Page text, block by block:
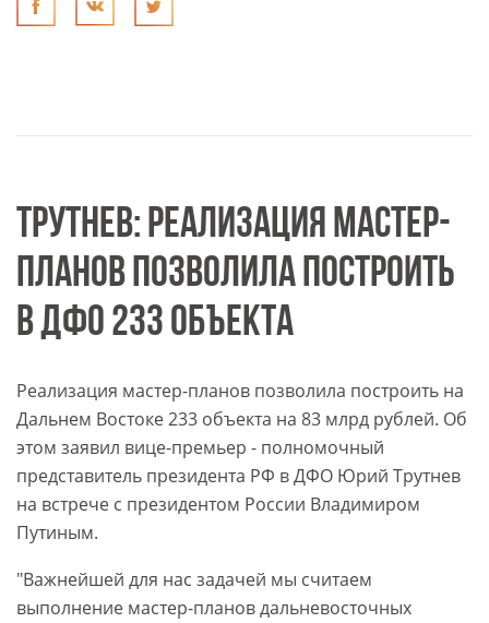
ТРУТНЕВ: РЕАЛИЗАЦИЯ МАСТЕР-
ПЛАНОВ ПОЗВОЛИЛА ПОСТРОИТЬ
В ДФО 233 ОБЪЕКТА
Реализация мастер-планов позволила построить на
Дальнем Востоке 233 объекта на 83 млрд рублей. Об
этом заявил вице-премьер - полномочный
представитель президента РФ в ДФО Юрий Трутнев
на встрече с президентом России Владимиром
Путиным.
"Важнейшей для нас задачей мы считаем
выполнение мастер-планов дальневосточных